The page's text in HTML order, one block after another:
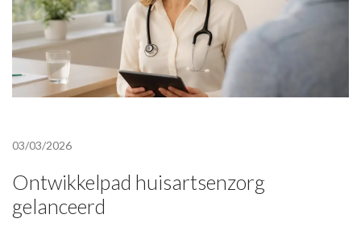
03/03/2026
Ontwikkelpad huisartsenzorg
gelanceerd